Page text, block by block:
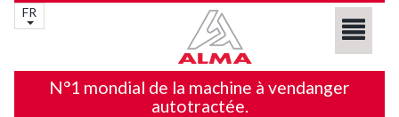
FR
N°1 mondial de la machine à vendanger
autotractée.